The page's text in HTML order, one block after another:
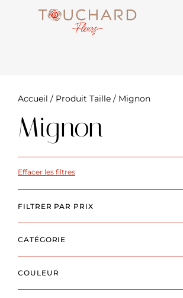
Accueil / Produit Taille / Mignon
Mignon
Effacer les filtres
FILTRER PAR PRIX
CATÉGORIE
COULEUR